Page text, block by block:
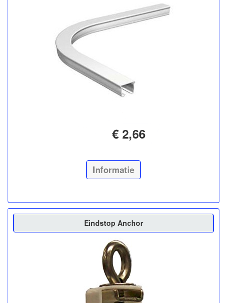
€ 2,66
Informatie
Eindstop Anchor